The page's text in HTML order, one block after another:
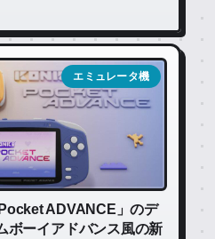
エミュレータ機
ADVANCE」のデ
ボーイアドバンス風の新